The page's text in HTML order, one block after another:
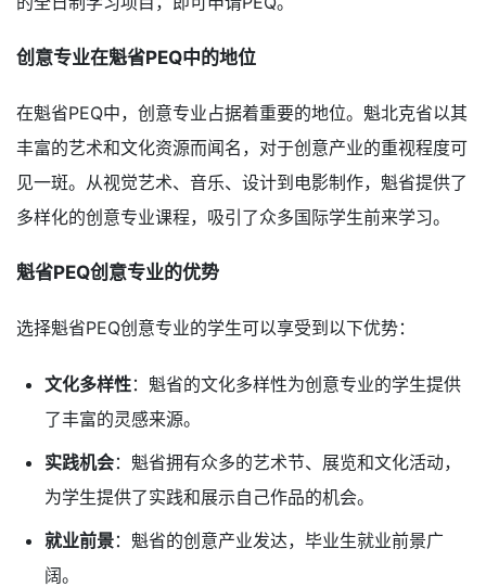
创意专业在魁省PEQ中的地位
在魁省PEQ中，创意专业占据着重要的地位。魁北克省以其
丰富的艺术和文化资源而闻名，对于创意产业的重视程度可
见一斑。从视觉艺术、音乐、设计到电影制作，魁省提供了
多样化的创意专业课程，吸引了众多国际学生前来学习。
魁省PEQ创意专业的优势
选择魁省PEQ创意专业的学生可以享受到以下优势：
文化多样性：魁省的文化多样性为创意专业的学生提供
了丰富的灵感来源。
实践机会：魁省拥有众多的艺术节、展览和文化活动，
为学生提供了实践和展示自己作品的机会。
就业前景：魁省的创意产业发达，毕业生就业前景广
阔。